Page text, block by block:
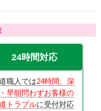
24時間対応
職人では24時間、深
早朝問わずお客様の
トラブルに受付対応